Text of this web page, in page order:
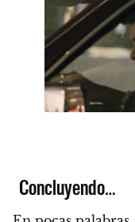
Concluyendo…